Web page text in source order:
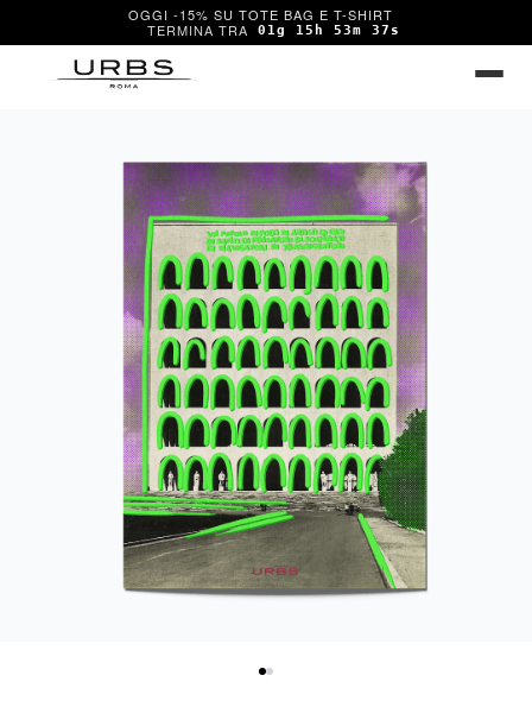
OGGI -15% SU TOTE BAG E T-SHIRT
01g 15h 53m 37s